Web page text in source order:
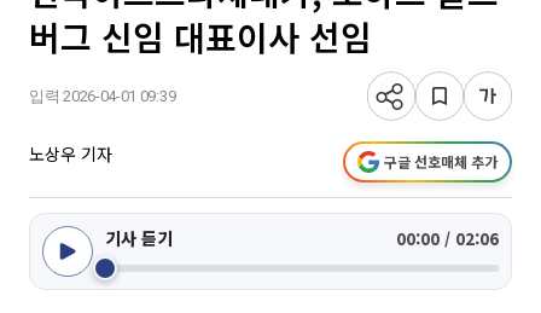
버그 신임 대표이사 선임
입력 2026-04-01 09:39
노상우 기자 구글 선호매체 추가
기사 듣기 00:00 / 02:06